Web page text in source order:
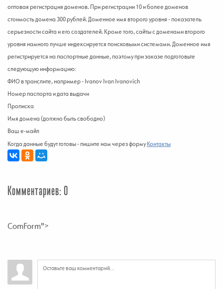
оптовая регистрация доменов. При регистрации 10 и более доменов
стоимость домена 300 рублей. Доменное имя второго уровня - показатель
серьезности сайта и его создателей. Кроме того, сайты с доменами второго
уровня намного лучше индексируется поисковыми системами. Доменное имя
регистрируется на паспортные данные, поэтому при заказе подготовьте
следующую информацию:
ФИО в транслите, например - Ivanov Ivan Ivanovich
Номер паспорта и дата выдачи
Прописка
Имя домена (должно быть свободно)
Ваш е-майл
Когда данные будут готовы - пишите нам через формуКонтакты
Комментариев: 0
ComForm">